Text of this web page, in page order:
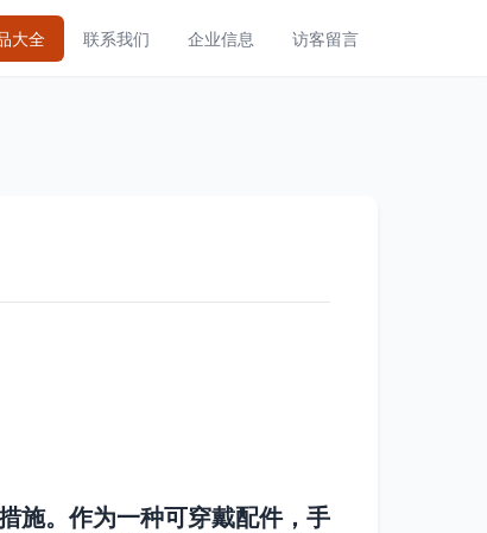
大全 联系我们 企业信息 访客留言
施。作为一种可穿戴配件，手